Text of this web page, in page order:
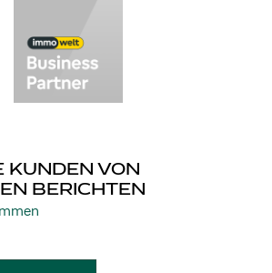
KUNDEN VON
BERICHTEN